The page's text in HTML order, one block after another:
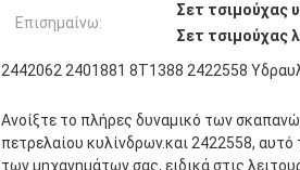
Επισημαίνω:
Σετ τσιμούχας
Σετ τσιμούχας
2442062 2401881 8T1388 2422558
Ανοίξτε το πλήρες δυναμικό των
πετρελαίου κυλίνδρων.και 2422558, αυτό
των μηχανημάτων σας, ειδικά στις